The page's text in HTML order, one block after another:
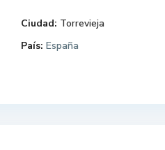
Ciudad: Torrevieja
País: España